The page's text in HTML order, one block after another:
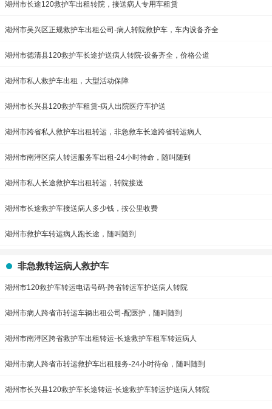
湖州市长途120救护车出租转院，接送病人专用车租赁
湖州市吴兴区正规救护车出租公司-病人转院救护车，车内设备齐全
湖州市德清县120救护车长途护送病人转院-设备齐全，价格公道
湖州市私人救护车出租，大型活动保障
湖州市长兴县120救护车租赁-病人出院医疗车护送
湖州市跨省私人救护车出租转运，非急救车长途跨省转运病人
湖州市南浔区病人转运服务车出租-24小时待命，随叫随到
湖州市私人长途救护车出租转运，转院接送
湖州市长途救护车接送病人多少钱，按公里收费
湖州市救护车转运病人跑长途，随叫随到
非急救转运病人救护车
湖州市120救护车转运电话号码-跨省转运车护送病人转院
湖州市病人跨省市转运车辆出租公司-配医护，随叫随到
湖州市南浔区跨省救护车出租转运-长途救护车租车转运病人
湖州市病人跨省市转运救护车出租服务-24小时待命，随叫随到
湖州市长兴县120救护车长途转运-长途救护车转运护送病人转院